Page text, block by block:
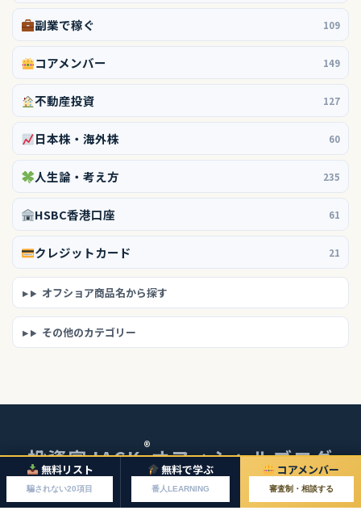
副業で稼ぐ 109
コアメンバー 149
不動産投資 127
日本株・海外株 60
人生論・考え方 235
HSBC香港口座 61
クレジットカード 21
オフショア商品名から探す
その他のカテゴリー
無料リスト
騙されない20項目
無料で学ぶ
番人LEARNING
コアメンバー
審査制・相談する
投資家JACK®オフィシャルブログ
© 2026 投資家JACKオフィシャルブログ